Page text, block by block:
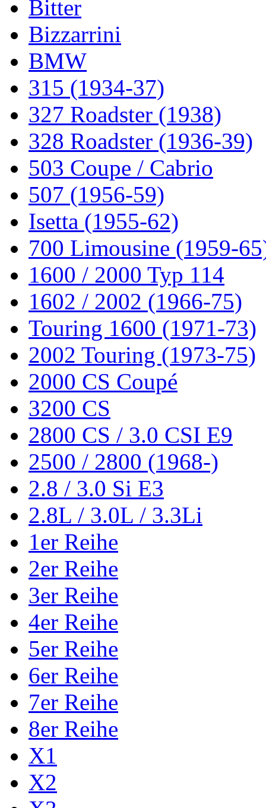
Bitter
Bizzarrini
BMW
315 (1934-37)
327 Roadster (1938)
328 Roadster (1936-39)
503 Coupe / Cabrio
507 (1956-59)
Isetta (1955-62)
700 Limousine (1959-
1600 / 2000 Typ 114
1602 / 2002 (1966-75)
Touring 1600 (1971-73)
2002 Touring (1973-75)
2000 CS Coupé
3200 CS
2800 CS / 3.0 CSI E9
2500 / 2800 (1968-)
2.8 / 3.0 Si E3
2.8L / 3.0L / 3.3Li
1er Reihe
2er Reihe
3er Reihe
4er Reihe
5er Reihe
6er Reihe
7er Reihe
8er Reihe
X1
X2